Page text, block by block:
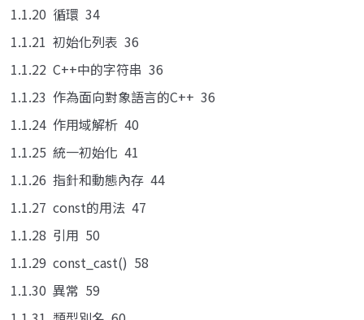
1.1.20 循環 34
1.1.21 初始化列表 36
1.1.22 C++中的字符串 36
1.1.23 作為面向對象語言的C++ 36
1.1.24 作用域解析 40
1.1.25 統一初始化 41
1.1.26 指針和動態內存 44
1.1.27 const的用法 47
1.1.28 引用 50
1.1.29 const_cast() 58
1.1.30 異常 59